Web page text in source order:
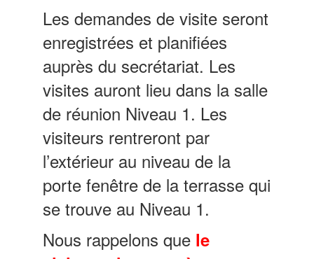
Les demandes de visite seront
enregistrées et planifiées
auprès du secrétariat. Les
visites auront lieu dans la salle
de réunion Niveau 1. Les
visiteurs rentreront par
l’extérieur au niveau de la
porte fenêtre de la terrasse qui
se trouve au Niveau 1.
Nous rappelons que le